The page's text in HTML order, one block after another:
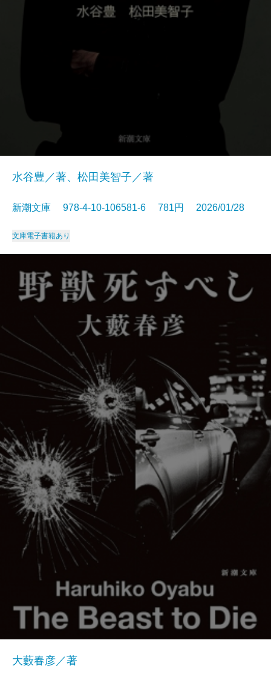
水谷豊／著、松田美智子／著
新潮文庫 978-4-10-106581-6 781円 2026/01/28
文庫電子書籍あり
大藪春彦／著